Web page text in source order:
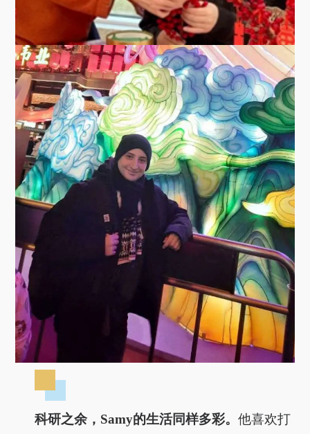
科研之余，Samy的生活同样多彩。他喜欢打